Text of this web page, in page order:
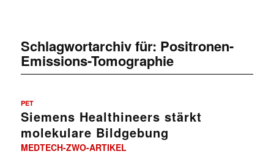
Schlagwortarchiv für: Positronen-
Emissions-Tomographie
PET
Siemens Healthineers stärkt
molekulare Bildgebung
MEDTECH-ZWO-ARTIKEL